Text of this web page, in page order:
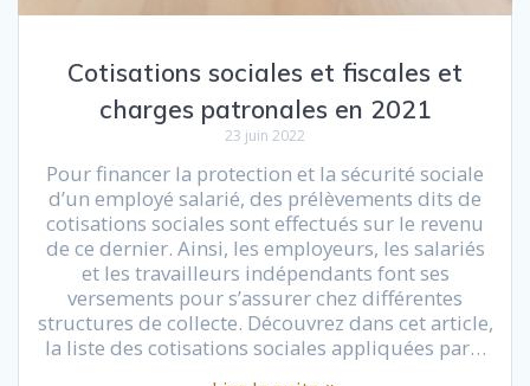
Cotisations sociales et fiscales et
charges patronales en 2021
23 juin 2022
Pour financer la protection et la sécurité sociale
d’un employé salarié, des prélèvements dits de
cotisations sociales sont effectués sur le revenu
de ce dernier. Ainsi, les employeurs, les salariés
et les travailleurs indépendants font ses
versements pour s’assurer chez différentes
structures de collecte. Découvrez dans cet article,
la liste des cotisations sociales appliquées par…